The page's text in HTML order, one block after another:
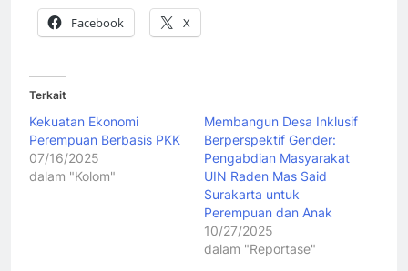
Facebook X
Terkait
Kekuatan Ekonomi
Perempuan Berbasis PKK
07/16/2025
dalam "Kolom"
Membangun Desa Inklusif
Berperspektif Gender:
Pengabdian Masyarakat
UIN Raden Mas Said
Surakarta untuk
Perempuan dan Anak
10/27/2025
dalam "Reportase"